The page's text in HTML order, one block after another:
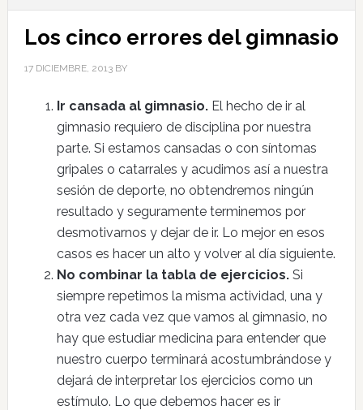
Los cinco errores del gimnasio
17 DICIEMBRE, 2013BY
Ir cansada al gimnasio.El hecho de ir al
gimnasio requiero de disciplina por nuestra
parte. Si estamos cansadas o con síntomas
gripales o catarrales y acudimos así a nuestra
sesión de deporte, no obtendremos ningún
resultado y seguramente terminemos por
desmotivarnos y dejar de ir. Lo mejor en esos
casos es hacer un alto y volver al día siguiente.
No combinar la tabla de ejercicios.Si
siempre repetimos la misma actividad, una y
otra vez cada vez que vamos al gimnasio, no
hay que estudiar medicina para entender que
nuestro cuerpo terminará acostumbrándose y
dejará de interpretar los ejercicios como un
estímulo. Lo que debemos hacer es ir